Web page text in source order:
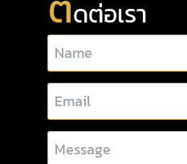
ดต่อเรา